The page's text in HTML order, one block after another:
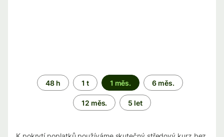
Časové
období
48 h 1 t 1 měs. 6 měs.
12 měs. 5 let